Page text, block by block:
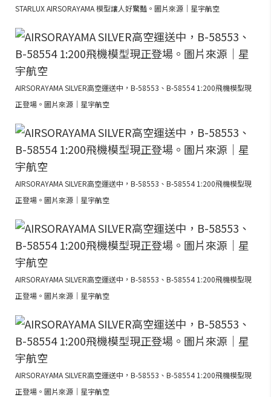
STARLUX AIRSORAYAMA 模型讓人好驚豔。圖片來源｜星宇航空
AIRSORAYAMA SILVER高空運送中，B-58553、B-58554 1:200飛機模型現
正登場。圖片來源｜星宇航空
AIRSORAYAMA SILVER高空運送中，B-58553、B-58554 1:200飛機模型現
正登場。圖片來源｜星宇航空
AIRSORAYAMA SILVER高空運送中，B-58553、B-58554 1:200飛機模型現
正登場。圖片來源｜星宇航空
AIRSORAYAMA SILVER高空運送中，B-58553、B-58554 1:200飛機模型現
正登場。圖片來源｜星宇航空